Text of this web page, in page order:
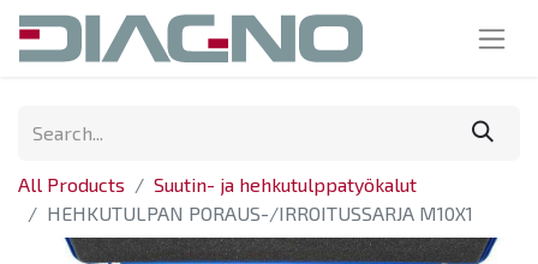
All Products
Suutin- ja hehkutulppatyökalut
HEHKUTULPAN PORAUS-/IRROITUSSARJA M10X1